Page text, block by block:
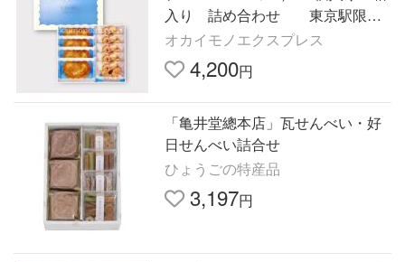
入り 詰め合わせ 東京駅限
サブリナ パルミエ（気温25度
以上クール対象商品）
オカイモノエクスプレス
4,200円
「亀井堂總本店」瓦せんべい・好
日せんべい詰合せ
ひょうごの特産品
3,197円